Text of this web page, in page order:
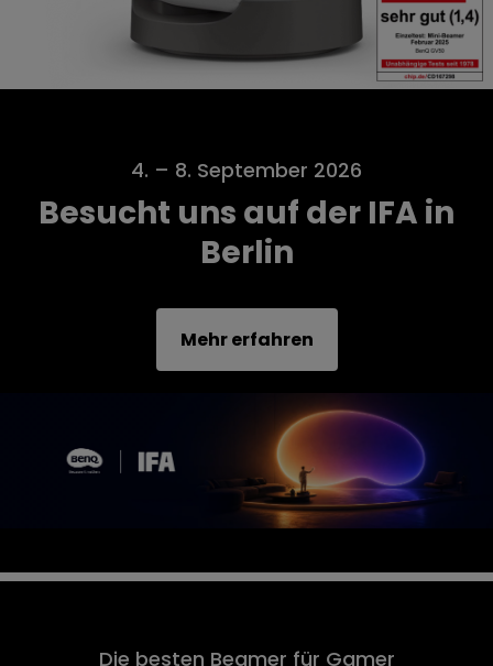
4. – 8. September 2026
Besucht uns auf der IFA in
Berlin
Mehr erfahren
Die besten Beamer für Gamer